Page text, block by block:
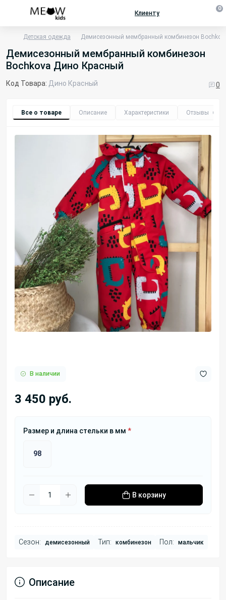
Клиенту
0
Детская одежда Демисезонный мембранный комбинезон
Демисезонный мембранный комбинезон
Bochkova Дино Красный
Код Товара: Дино Красный 0
Все о товаре Описание Характеристики Отзывы
В наличии
3 450 руб.
Размер и длина стельки в мм *
98
В корзину
Сезон: демисезонный Тип: комбинезон Пол: мальчик
Описание